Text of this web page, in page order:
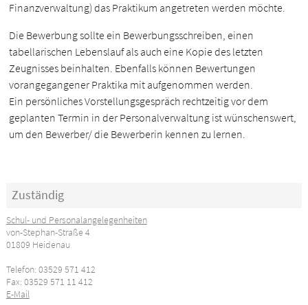
Finanzverwaltung) das Praktikum angetreten werden möchte.
Die Bewerbung sollte ein Bewerbungsschreiben, einen
tabellarischen Lebenslauf als auch eine Kopie des letzten
Zeugnisses beinhalten. Ebenfalls können Bewertungen
vorangegangener Praktika mit aufgenommen werden.
Ein persönliches Vorstellungsgespräch rechtzeitig vor dem
geplanten Termin in der Personalverwaltung ist wünschenswert,
um den Bewerber/ die Bewerberin kennen zu lernen.
Zuständig
Schul- und Personalangelegenheiten
von-Stephan-Straße 4
01809 Heidenau
Telefon: 03529 571 412
Fax: 03529 571 11 412
E-Mail